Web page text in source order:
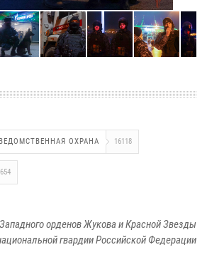
ОХРАНА 16118
орденов Жукова и Красной Звезды
гвардии Российской Федерации